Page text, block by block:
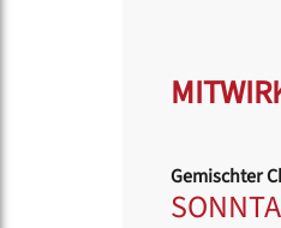
Gemischter